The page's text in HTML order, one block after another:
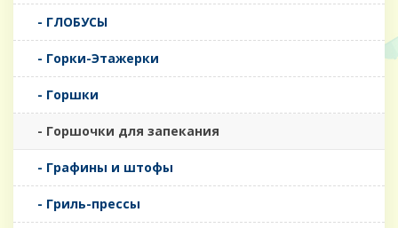
- ГЛОБУСЫ
- Горки-Этажерки
- Горшки
- Горшочки для запекания
- Графины и штофы
- Гриль-прессы